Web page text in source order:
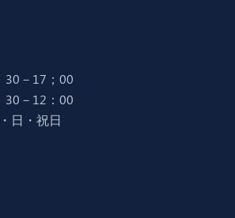
－17；00
12：00
日・祝日